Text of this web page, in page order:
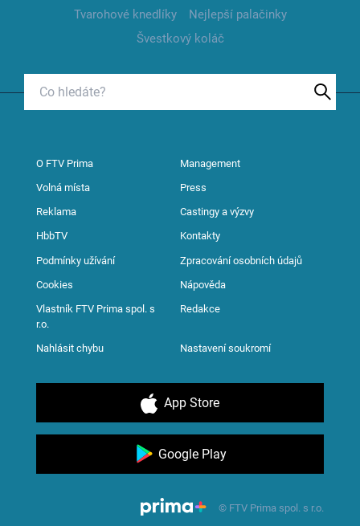
Tvarohové knedlíky
Nejlepší palačinky
Švestkový koláč
O FTV Prima Management
Volná místa Press
Reklama Castingy a výzvy
HbbTV Kontakty
Podmínky užívání Zpracování osobních údajů
Cookies Nápověda
Vlastník FTV Prima spol. s
r.o.
Redakce
Nahlásit chybu Nastavení soukromí
App Store
Google Play
© FTV Prima spol. s r.o.